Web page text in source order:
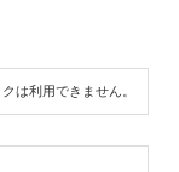
は利用できません。